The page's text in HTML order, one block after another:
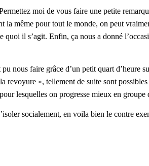
moi de vous faire une petite
même pour tout le monde, on peut
il s’agit. Enfin, ça nous a donné
nous faire grâce d’un petit quart d’heure
revoyure », tellement de suite sont
lesquelles on progresse mieux en groupe
socialement, en voila bien le contre